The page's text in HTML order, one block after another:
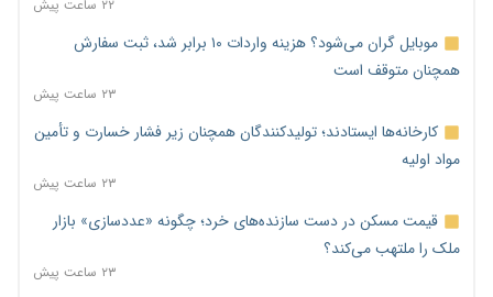
۲۲ ساعت پیش
موبایل گران می‌شود؟ هزینه واردات ۱۰ برابر شد، ثبت سفارش
همچنان متوقف است
۲۳ ساعت پیش
کارخانه‌ها ایستادند؛ تولیدکنندگان همچنان زیر فشار خسارت و تأمین
مواد اولیه
۲۳ ساعت پیش
قیمت مسکن در دست سازنده‌های خرد؛ چگونه «عددسازی» بازار
ملک را ملتهب می‌کند؟
۲۳ ساعت پیش